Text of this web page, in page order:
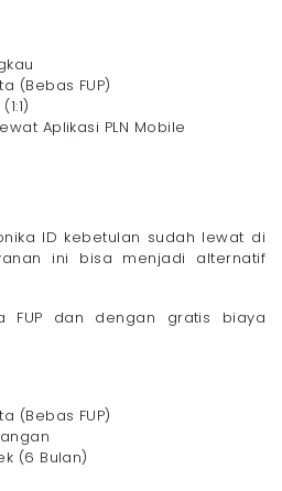
(Bebas FUP)
Aplikasi PLN Mobile
ID kebetulan sudah lewat di
ini bisa menjadi alternatif
FUP dan dengan gratis biaya
(Bebas FUP)
(6 Bulan)